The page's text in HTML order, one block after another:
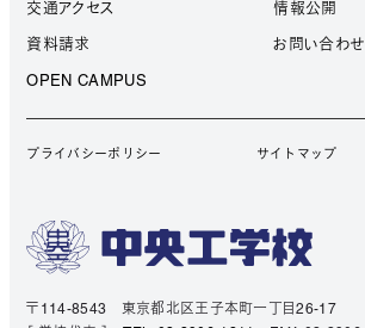
交通アクセス
資料請求
OPEN CAMPUS
情報公開
お問い合わせ
プライバシーポリシー サイトマップ
〒114-8543 東京都北区王子本町一丁目26-17